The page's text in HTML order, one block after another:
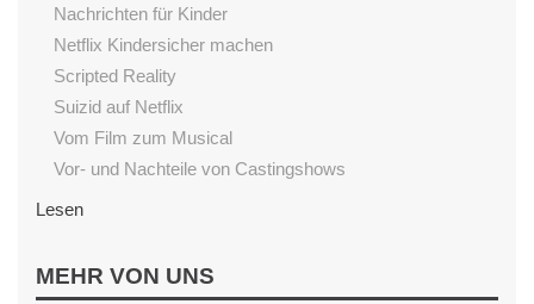
Nachrichten für Kinder
Netflix Kindersicher machen
Scripted Reality
Suizid auf Netflix
Vom Film zum Musical
Vor- und Nachteile von Castingshows
Lesen
Einfluss von Vorlesen
MEHR VON UNS